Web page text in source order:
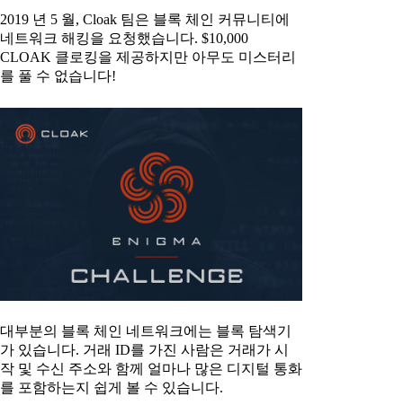
2019 년 5 월, Cloak 팀은 블록 체인 커뮤니티에
네트워크 해킹을 요청했습니다. $10,000
CLOAK 클로킹을 제공하지만 아무도 미스터리
를 풀 수 없습니다!
대부분의 블록 체인 네트워크에는 블록 탐색기
가 있습니다. 거래 ID를 가진 사람은 거래가 시
작 및 수신 주소와 함께 얼마나 많은 디지털 통화
를 포함하는지 쉽게 볼 수 있습니다.